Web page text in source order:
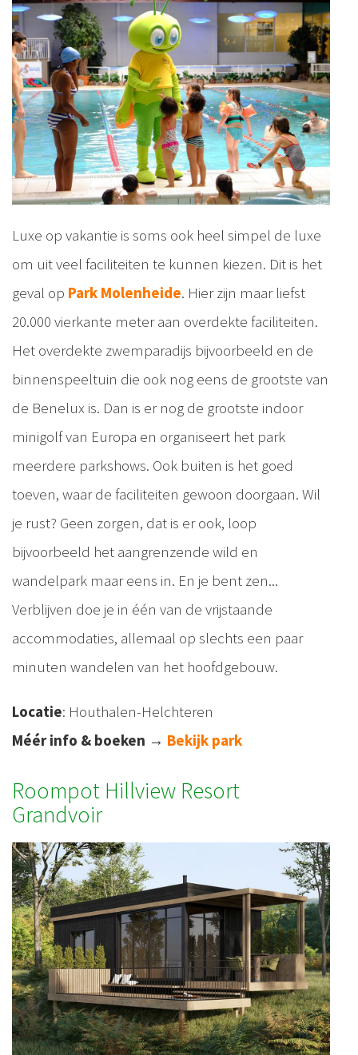
Luxe op vakantie is soms ook heel simpel de luxe
om uit veel faciliteiten te kunnen kiezen. Dit is het
geval op Park Molenheide. Hier zijn maar liefst
20.000 vierkante meter aan overdekte faciliteiten.
Het overdekte zwemparadijs bijvoorbeeld en de
binnenspeeltuin die ook nog eens de grootste van
de Benelux is. Dan is er nog de grootste indoor
minigolf van Europa en organiseert het park
meerdere parkshows. Ook buiten is het goed
toeven, waar de faciliteiten gewoon doorgaan. Wil
je rust? Geen zorgen, dat is er ook, loop
bijvoorbeeld het aangrenzende wild en
wandelpark maar eens in. En je bent zen...
Verblijven doe je in één van de vrijstaande
accommodaties, allemaal op slechts een paar
minuten wandelen van het hoofdgebouw.
Locatie: Houthalen-Helchteren
Méér info & boeken → Bekijk park
Roompot Hillview Resort
Grandvoir